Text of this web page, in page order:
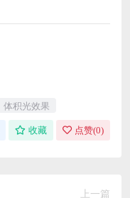
体积光效果
收藏 点赞(0)
上一篇